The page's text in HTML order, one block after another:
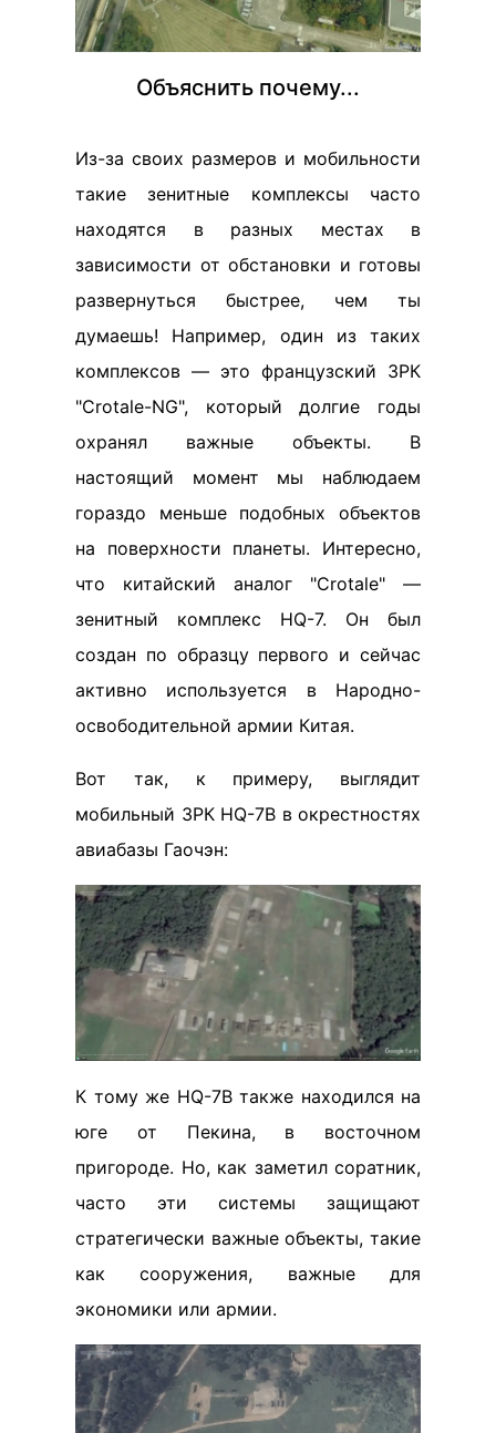
Объяснить почему...
Из-за своих размеров и мобильности
такие зенитные комплексы часто
находятся в разных местах в
зависимости от обстановки и готовы
развернуться быстрее, чем ты
думаешь! Например, один из таких
комплексов — это французский ЗРК
"Crotale-NG", который долгие годы
охранял важные объекты. В
настоящий момент мы наблюдаем
гораздо меньше подобных объектов
на поверхности планеты. Интересно,
что китайский аналог "Crotale" —
зенитный комплекс HQ-7. Он был
создан по образцу первого и сейчас
активно используется в Народно-
освободительной армии Китая.
Вот так, к примеру, выглядит
мобильный ЗРК HQ-7В в окрестностях
авиабазы Гаочэн:
К тому же HQ-7В также находился на
юге от Пекина, в восточном
пригороде. Но, как заметил соратник,
часто эти системы защищают
стратегически важные объекты, такие
как сооружения, важные для
экономики или армии.